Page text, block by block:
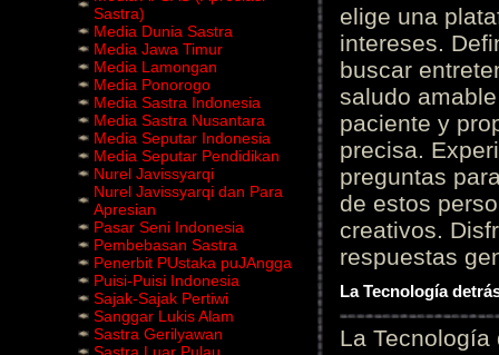
Sastra)
Media Dunia Sastra
Media Jawa Timur
Media Lamongan
Media Ponorogo
Media Sastra Indonesia
Media Sastra Nusantara
Media Seputar Indonesia
Media Seputar Pendidikan
Nurel Javissyarqi
Nurel Javissyarqi dan Para
Apresian
Pasar Seni Indonesia
Pembebasan Sastra
Penerbit PUstaka puJAngga
Puisi-Puisi Indonesia
Sajak-Sajak Pertiwi
Sanggar Lukis Alam
Sastra Gerilyawan
Sastra Luar Pulau
elige una
intereses.
buscar
saludo
paciente y
precisa.
preguntas
de estos
creativos.
respuestas
La Tecnología
La